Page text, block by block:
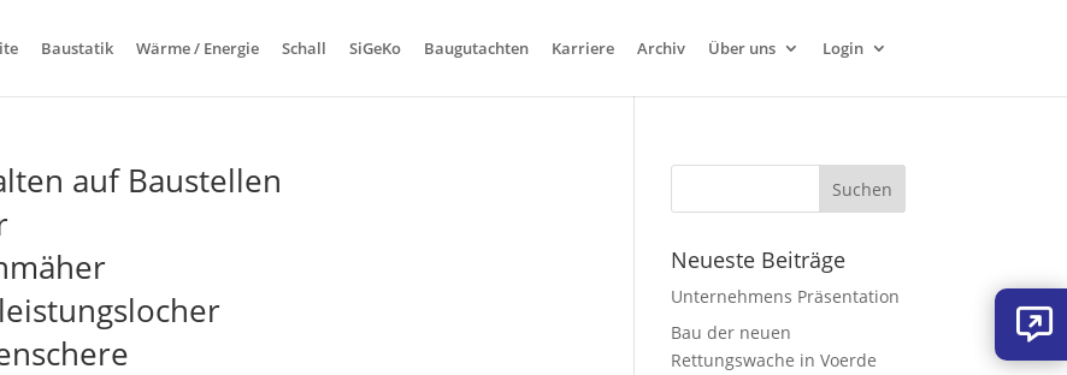
Baustatik Wärme / Energie Schall SiGeKo Baugutachten Karriere Archiv Über uns Login
auf Baustellen
Neueste Beiträge
Unternehmens Präsentation
Bau der neuen
Rettungswache in Voerde